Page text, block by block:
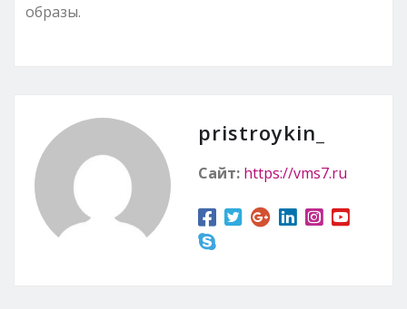
образы.
pristroykin_
Сайт: https://vms7.ru